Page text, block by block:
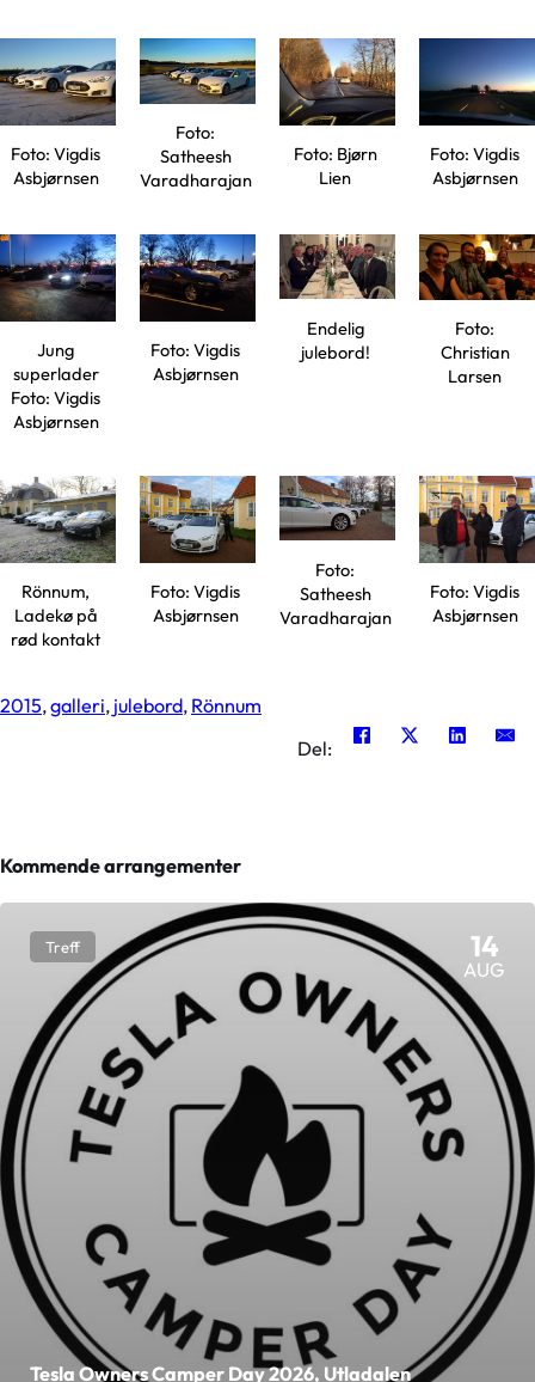
Foto: Vigdis
Asbjørnsen
Foto:
Satheesh
Varadharajan
Foto: Bjørn
Lien
Foto: Vigdis
Asbjørnsen
Jung
superlader
Foto: Vigdis
Asbjørnsen
Foto: Vigdis
Asbjørnsen
Endelig
julebord!
Foto:
Christian
Larsen
Rönnum,
Ladekø på
rød kontakt
Foto: Vigdis
Asbjørnsen
Foto:
Satheesh
Varadharajan
Foto: Vigdis
Asbjørnsen
2015,galleri, julebord, Rönnum
Del:
Kommende arrangementer
Treff 14
AUG
Tesla Owners Camper Day 2026, Utladalen